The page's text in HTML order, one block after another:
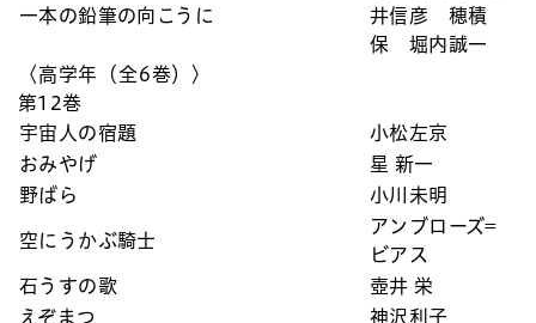
一本の鉛筆の向こうに
井信彦 穂積
保 堀内誠一
〈高学年（全6巻）〉
第12巻
宇宙人の宿題
小松左京
おみやげ
星 新一
野ばら
小川未明
空にうかぶ騎士
アンブローズ=
ビアス
石うすの歌
壺井 栄
えぞまつ
神沢利子